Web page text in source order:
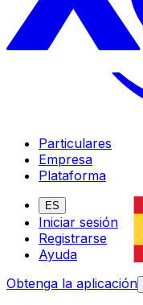
Particulares
Empresa
Plataforma
ES
Iniciar sesión
Registrarse
Ayuda
Obtenga la aplicación